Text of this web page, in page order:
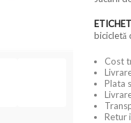
bicicletă
Cost
Plata
Retur